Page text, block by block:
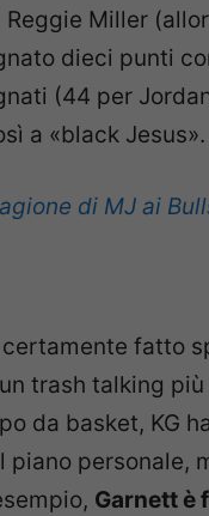
Miller
dieci punti
(44 per
a «black Jesus».
di MJ ai
fatto
trash talking
da basket, KG
personale,
Garnett è